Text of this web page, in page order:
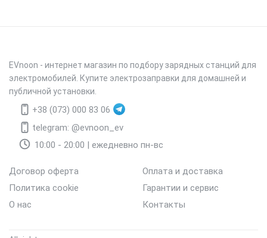
EVnoon - интернет магазин по подбору зарядных станций для
электромобилей. Купите электрозаправки для домашней и
публичной установки.
+38 (073) 000 83 06
telegram: @evnoon_ev
10:00 - 20:00 | ежедневно пн-вс
Договор оферта
Оплата и доставка
Политика cookie
Гарантии и сервис
О нас
Контакты